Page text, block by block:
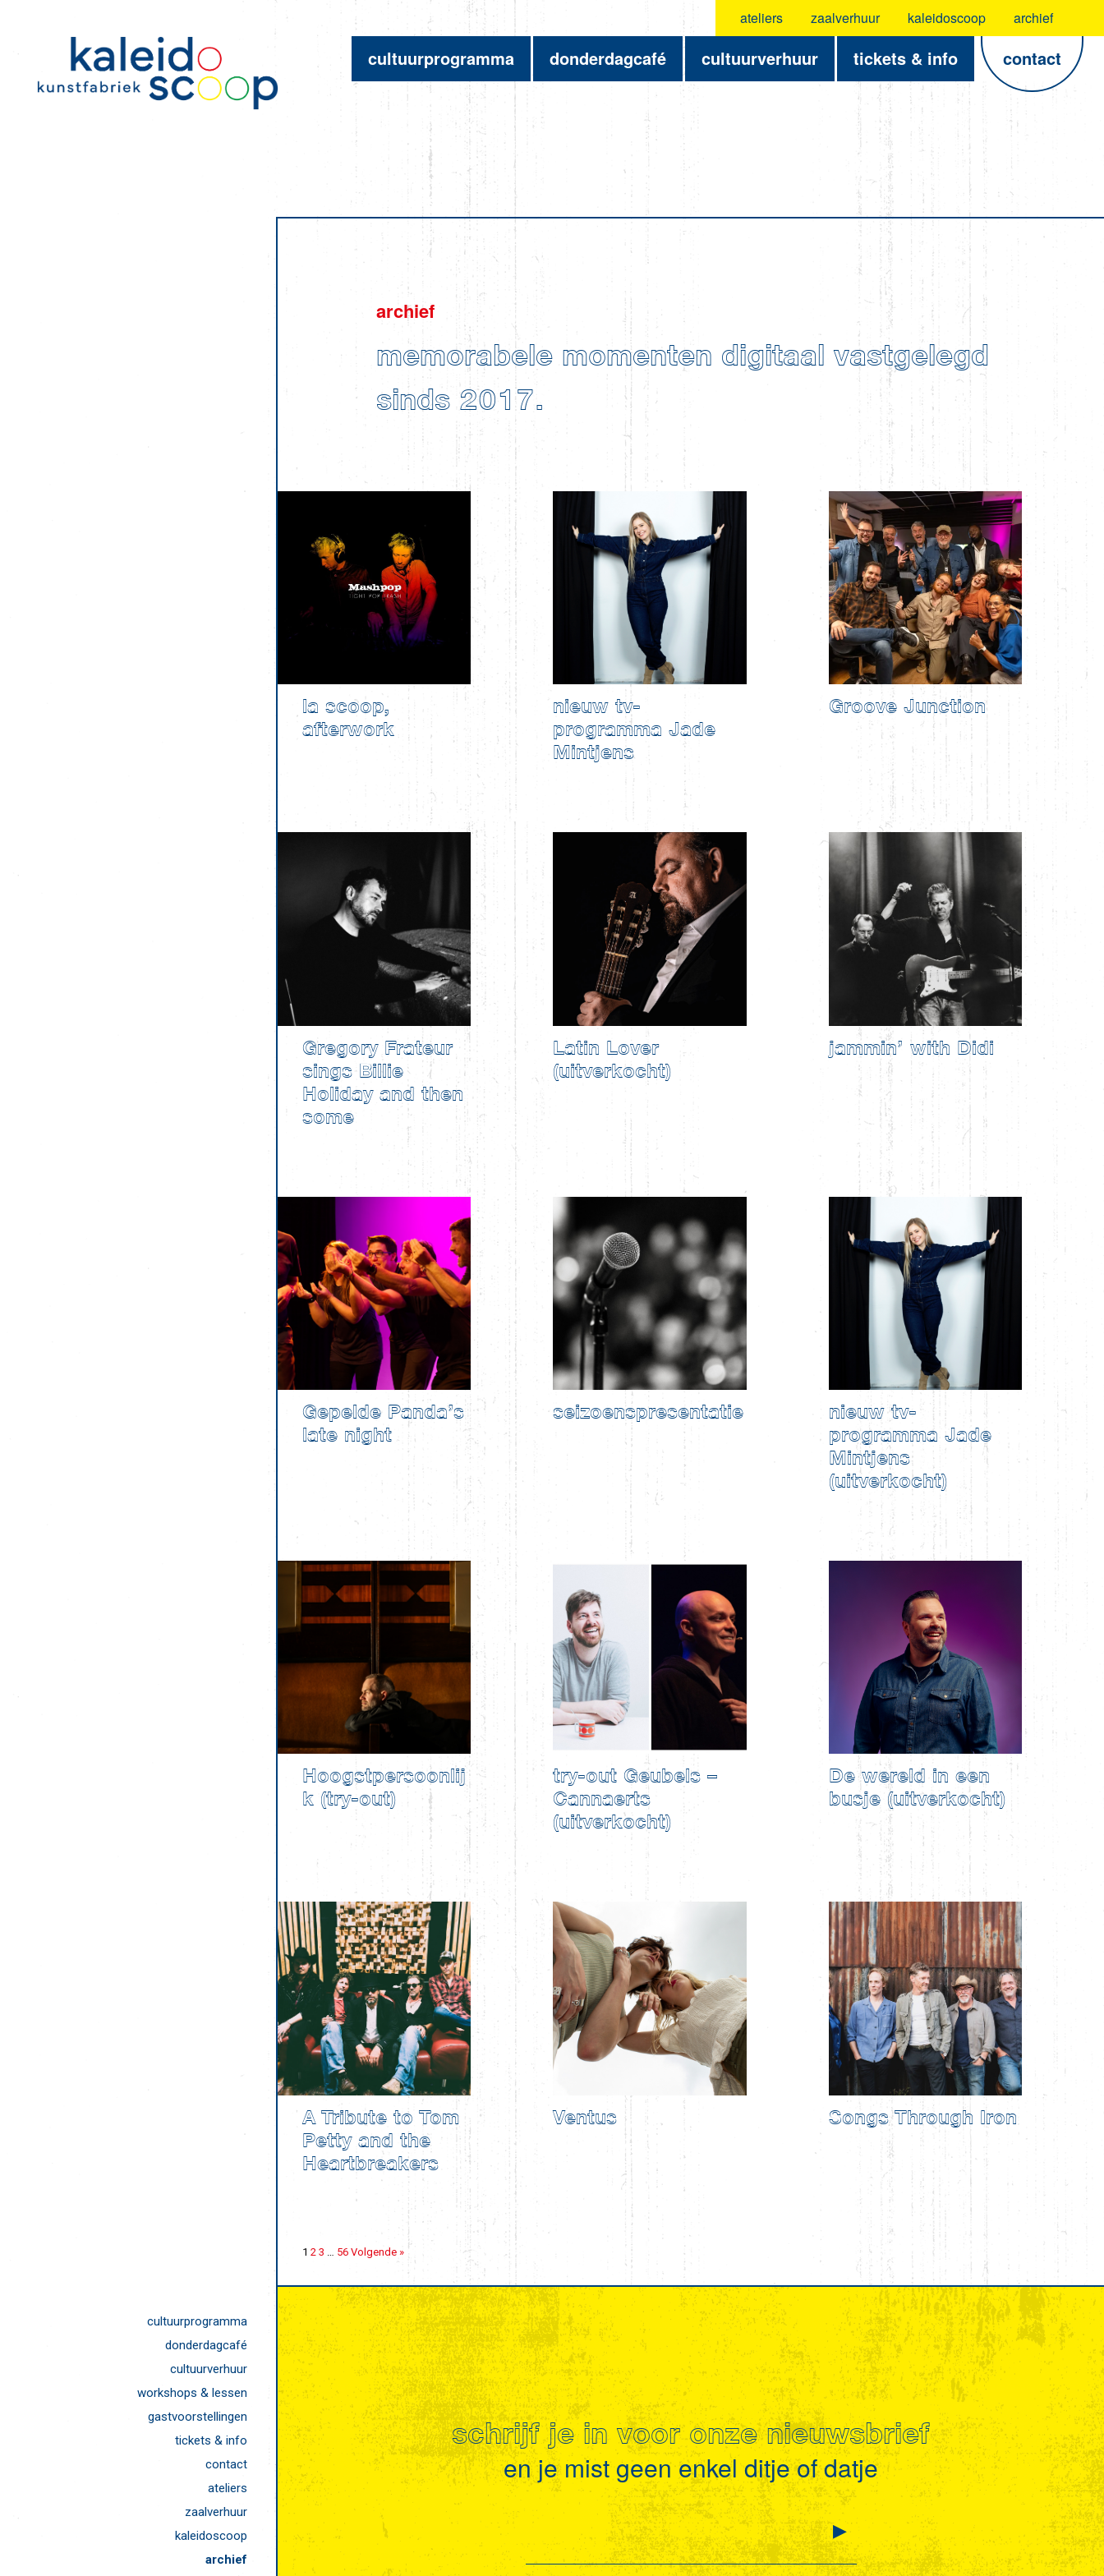
ateliers zaalverhuur kaleidoscoop archief
cultuurprogramma donderdagcafé cultuurverhuur tickets & info contact
archief
memorabele momenten digitaal vastgelegd
sinds 2017.
la scoop,
afterwork
nieuw tv-
programma Jade
Mintjens
Groove Junction
Gregory Frateur
sings Billie
Holiday and then
some
Latin Lover
(uitverkocht)
jammin’ with Didi
Gepelde Panda’s
late night
seizoenspresentatie
nieuw tv-
programma Jade
Mintjens
(uitverkocht)
Hoogstpersoonlij
k (try-out)
try-out Geubels –
Cannaerts
(uitverkocht)
De wereld in een
busje (uitverkocht)
A Tribute to Tom
Petty and the
Heartbreakers
Ventus Songs Through Iron
1 2 3 56 Volgende »
cultuurprogramma
donderdagcafé
cultuurverhuur
workshops & lessen
gastvoorstellingen
tickets & info
contact
ateliers
zaalverhuur
kaleidoscoop
archief
schrijf je in voor onze nieuwsbrief
en je mist geen enkel ditje of datje